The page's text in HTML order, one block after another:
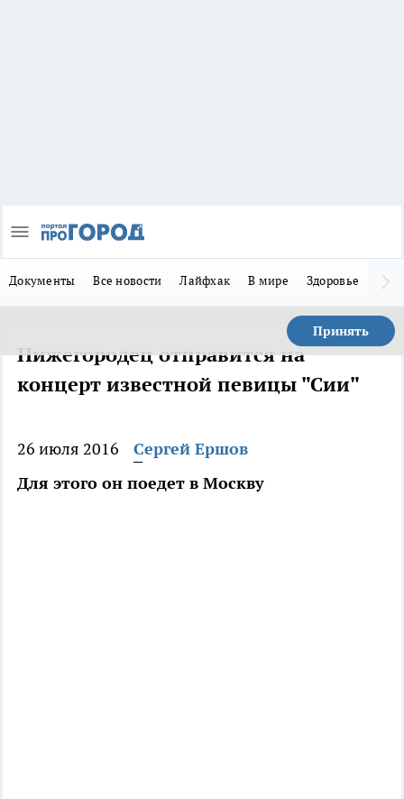
Документы Все новости Лайфхак В мире Здоровье
Принять
Нижегородец отправится на
концерт известной певицы "Сии"
26 июля 2016
Сергей Ершов
Для этого он поедет в Москву